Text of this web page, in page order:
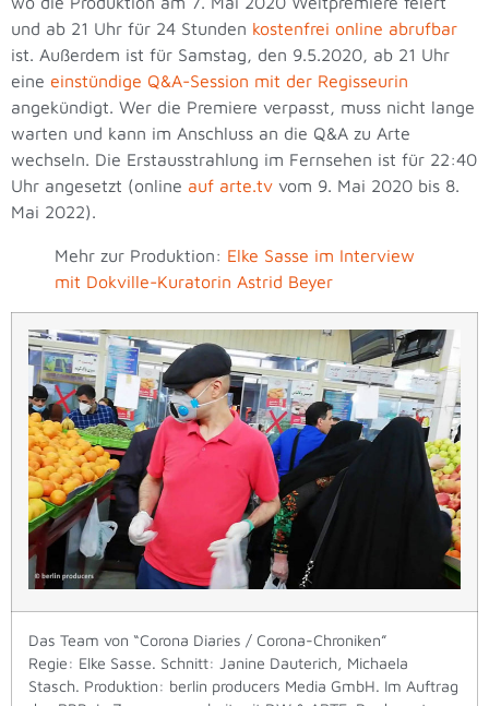
und ab 21 Uhr für 24 Stunden kostenfrei online abrufbar
ist. Außerdem ist für Samstag, den 9.5.2020, ab 21 Uhr
eine einstündige Q&A-Session mit der Regisseurin
angekündigt. Wer die Premiere verpasst, muss nicht lange
warten und kann im Anschluss an die Q&A zu Arte
wechseln. Die Erstausstrahlung im Fernsehen ist für 22:40
Uhr angesetzt (online auf arte.tv vom 9. Mai 2020 bis 8.
Mai 2022).
Mehr zur Produktion: Elke Sasse im Interview
mit Dokville-Kuratorin Astrid Beyer
Das Team von “Corona Diaries / Corona-Chroniken”
Regie: Elke Sasse. Schnitt: Janine Dauterich, Michaela
Stasch. Produktion: berlin producers Media GmbH. Im Auftrag